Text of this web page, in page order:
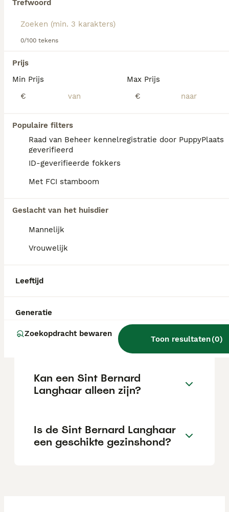
Trefwoord
0/100 tekens
Prijs
Min Prijs
€
Max Prijs
€
Populaire filters
Raad van Beheer kennelregistratie door PuppyPlaats
geverifieerd
ID-geverifieerde fokkers
Met FCI stamboom
Geslacht van het huisdier
Mannelijk
Vrouwelijk
Leeftijd
Generatie
Zoekopdracht bewaren
Toon resultaten(0)
We hebben 0 Sint Bernard Langhaar Pups te
Als je toekomstige resultaten wil zien voor deze
exacte zoekopdracht, sla dan je zoekopdracht op en
vind jouw perfecte hond:
Zoekopdracht bewaren
FAQ's
Wat is het karakter van een
Sint Bernard?
De Sint Bernard heeft een vriendelijk, rustig
intelligent en leergierig, wat hem tot een
sterk beschermend instinct.
Is een Sint Bernard slim?
Wat kost een goede Sint
Bernard Langhaar pup?
Kan een Sint Bernard
Langhaar alleen zijn?
Is de Sint Bernard Langhaar
een geschikte gezinshond?